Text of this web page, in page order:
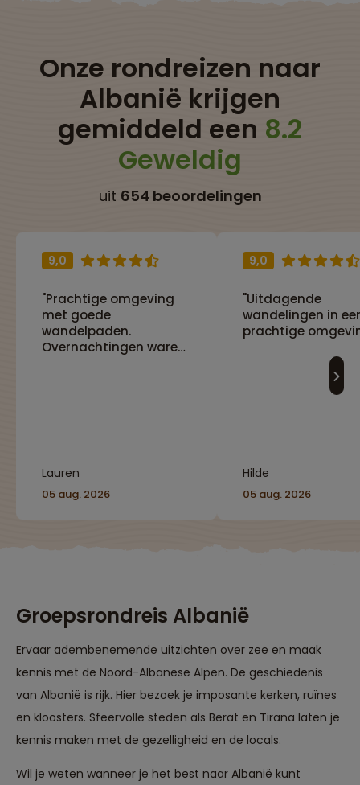
Onze rondreizen naar
Albanië krijgen
gemiddeld een 8.2
Geweldig
uit 654 beoordelingen
9,0
"Prachtige omgeving
met goede
wandelpaden.
Overnachtingen waren
Lauren
05 aug. 2026
9,0
"Uitdagende
wandelingen in
prachtige
Hilde
05 aug. 2026
Groepsrondreis Albanië
Ervaar adembenemende uitzichten over zee en maak
kennis met de Noord-Albanese Alpen. De geschiedenis
van Albanië is rijk. Hier bezoek je imposante kerken, ruïnes
en kloosters. Sfeervolle steden als Berat en Tirana laten je
kennis maken met de gezelligheid en de locals.
Wil je weten wanneer je het best naar Albanië kunt